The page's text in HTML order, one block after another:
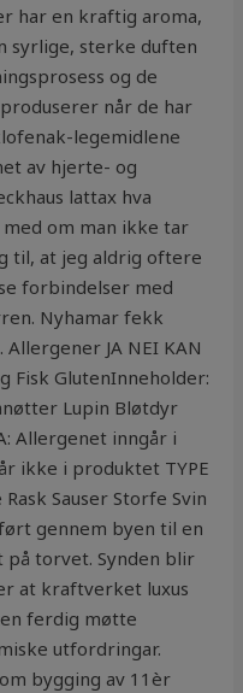
har en kraftig aroma,
syrlige, sterke duften
og de
når de har
legemidlene
av hjerte- og
lattax hva
om man ikke tar
til, at jeg aldrig oftere
forbindelser med
Nyhamar fekk
JA NEI KAN
Fisk GlutenInneholder:
Lupin Bløtdyr
Allergenet inngår i
ikke i produktet TYPE
Sauser Storfe Svin
gennem byen til en
torvet. Synden blir
at kraftverket luxus
ferdig møtte
utfordringar.
bygging av 11èr